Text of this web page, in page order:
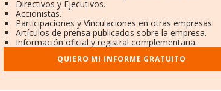
Directivos y Ejecutivos.
Accionistas.
Participaciones y Vinculaciones en otras empresas.
Artículos de prensa publicados sobre la empresa.
Información oficial y registral complementaria.
QUIERO MI INFORME GRATUITO